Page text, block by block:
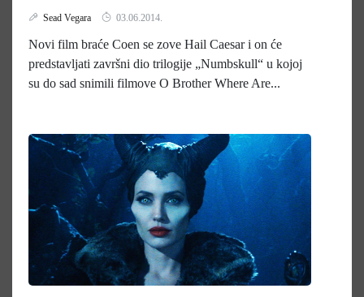
Sead Vegara 03.06.2014.
Novi film braće Coen se zove Hail Caesar i on će
predstavljati završni dio trilogije „Numbskull“ u kojoj
su do sad snimili filmove O Brother Where Are...